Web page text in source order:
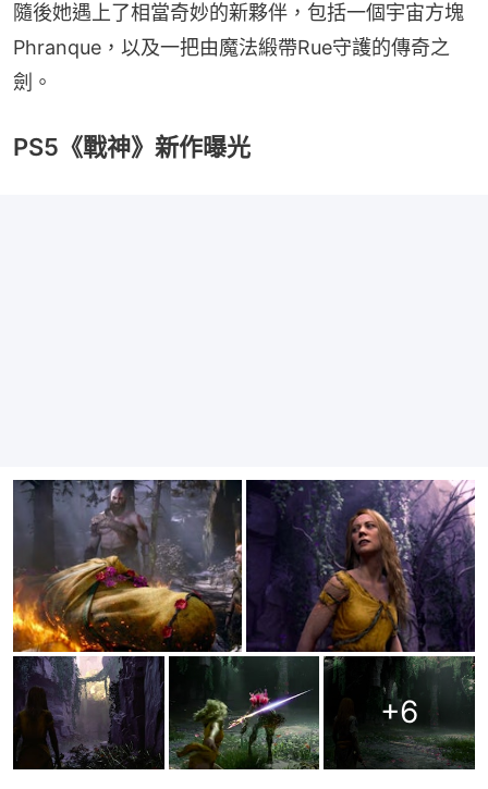
隨後她遇上了相當奇妙的新夥伴，包括一個宇宙方塊
Phranque，以及一把由魔法緞帶Rue守護的傳奇之
劍。
PS5《戰神》新作曝光
+6